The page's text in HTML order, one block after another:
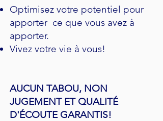
Optimisez votre potentiel pour
apporter ce que vous avez à
apporter.
Vivez votre vie à vous!
AUCUN TABOU, NON
JUGEMENT ET QUALITÉ
D'ÉCOUTE GARANTIS!